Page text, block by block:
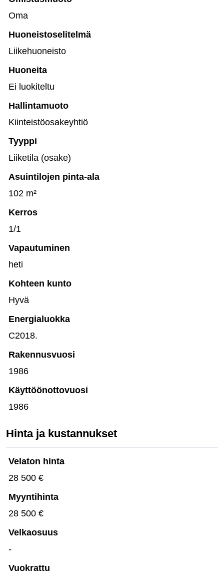
Oma
Huoneistoselitelmä
Liikehuoneisto
Huoneita
Ei luokiteltu
Hallintamuoto
Kiinteistöosakeyhtiö
Tyyppi
Liiketila (osake)
Asuintilojen pinta-ala
102 m²
Kerros
1/1
Vapautuminen
heti
Kohteen kunto
Hyvä
Energialuokka
C2018.
Rakennusvuosi
1986
Käyttöönottovuosi
1986
Hinta ja kustannukset
Velaton hinta
28 500 €
Myyntihinta
28 500 €
Velkaosuus
-
Vuokrattu